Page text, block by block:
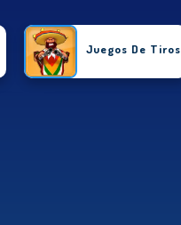
Juegos De Tiros